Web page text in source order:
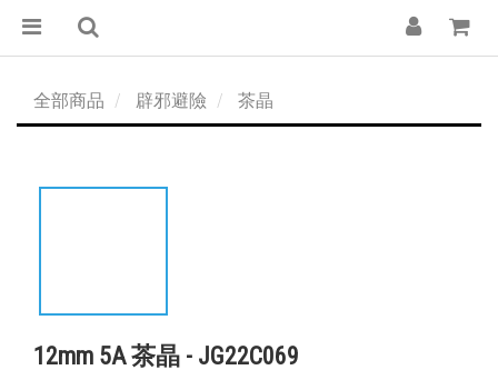
全部商品 辟邪避險 茶晶
12mm 5A 茶晶 - JG22C069